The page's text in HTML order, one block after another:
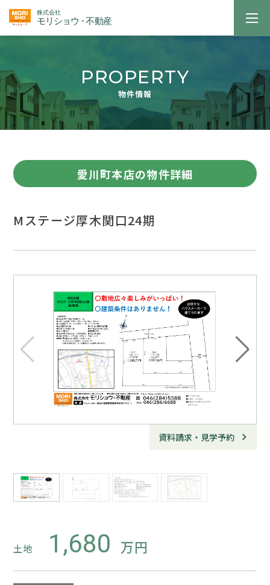
PROPERTY
物件情報
愛川町本店の物件詳細
Mステージ厚木関口24期
資料請求・見学予約
土地 1,680